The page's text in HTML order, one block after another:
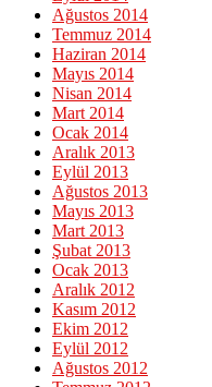
Ağustos 2014
Temmuz 2014
Haziran 2014
Mayıs 2014
Nisan 2014
Mart 2014
Ocak 2014
Aralık 2013
Eylül 2013
Ağustos 2013
Mayıs 2013
Mart 2013
Şubat 2013
Ocak 2013
Aralık 2012
Kasım 2012
Ekim 2012
Eylül 2012
Ağustos 2012